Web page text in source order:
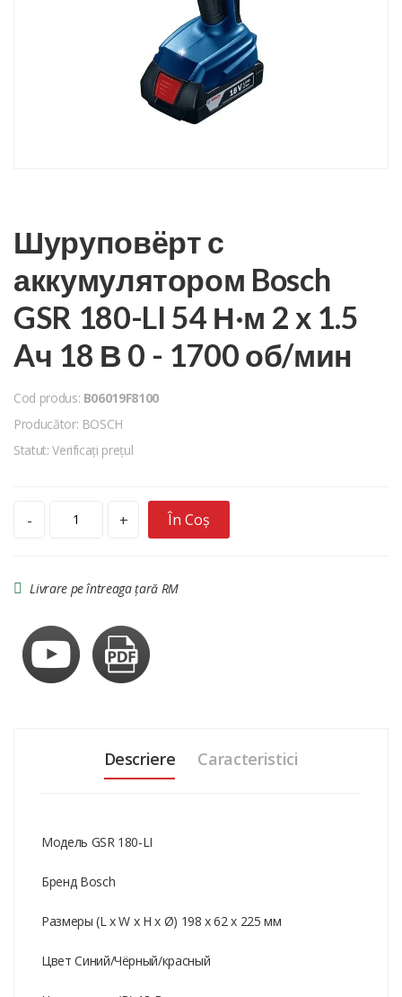
Шуруповёрт с
аккумулятором Bosch
GSR 180-LI 54 Н·м 2 x 1.5
Aч 18 В 0 - 1700 об/мин
Cod produs: B06019F8100
Producător: BOSCH
Statut: Verificați prețul
- + În Coș
Livrare pe întreaga țară RM
Descriere Caracteristici
Модель GSR 180-LI
Бренд Bosch
Размеры (L x W x H x Ø) 198 x 62 x 225 мм
Цвет Синий/Чёрный/красный